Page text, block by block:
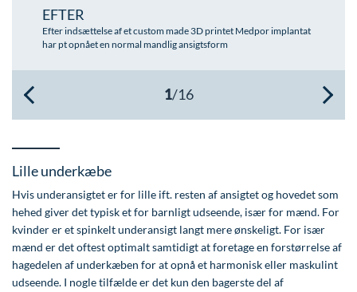
Øre-næse-hals
EFTER
Efter indsættelse af et custom made 3D printet Medpor implantat
har pt opnået en normal mandlig ansigtsform
Lille underkæbe
Hvis underansigtet er for lille ift. resten af ansigtet og hovedet som
hehed giver det typisk et for barnligt udseende, især for mænd. For
kvinder er et spinkelt underansigt langt mere ønskeligt. For især
mænd er det oftest optimalt samtidigt at foretage en forstørrelse af
hagedelen af underkæben for at opnå et harmonisk eller maskulint
udseende. I nogle tilfælde er det kun den bagerste del af